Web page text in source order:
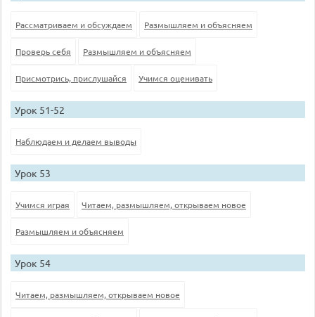
Рассматриваем и обсуждаем Размышляем и объясняем
Проверь себя Размышляем и объясняем
Присмотрись, прислушайся Учимся оценивать
Урок 51-52
Наблюдаем и делаем выводы
Урок 53
Учимся играя Читаем, размышляем, открываем новое
Размышляем и объясняем
Урок 54
Читаем, размышляем, открываем новое